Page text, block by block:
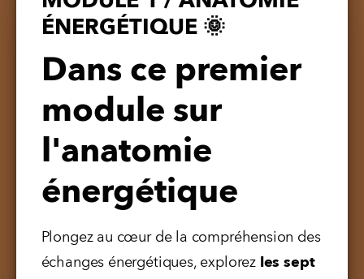
ÉNERGÉTIQUE 🌞
Dans ce premier
module sur
l'anatomie
énergétique
Plongez au cœur de la compréhension des
échanges énergétiques, explorez les sept